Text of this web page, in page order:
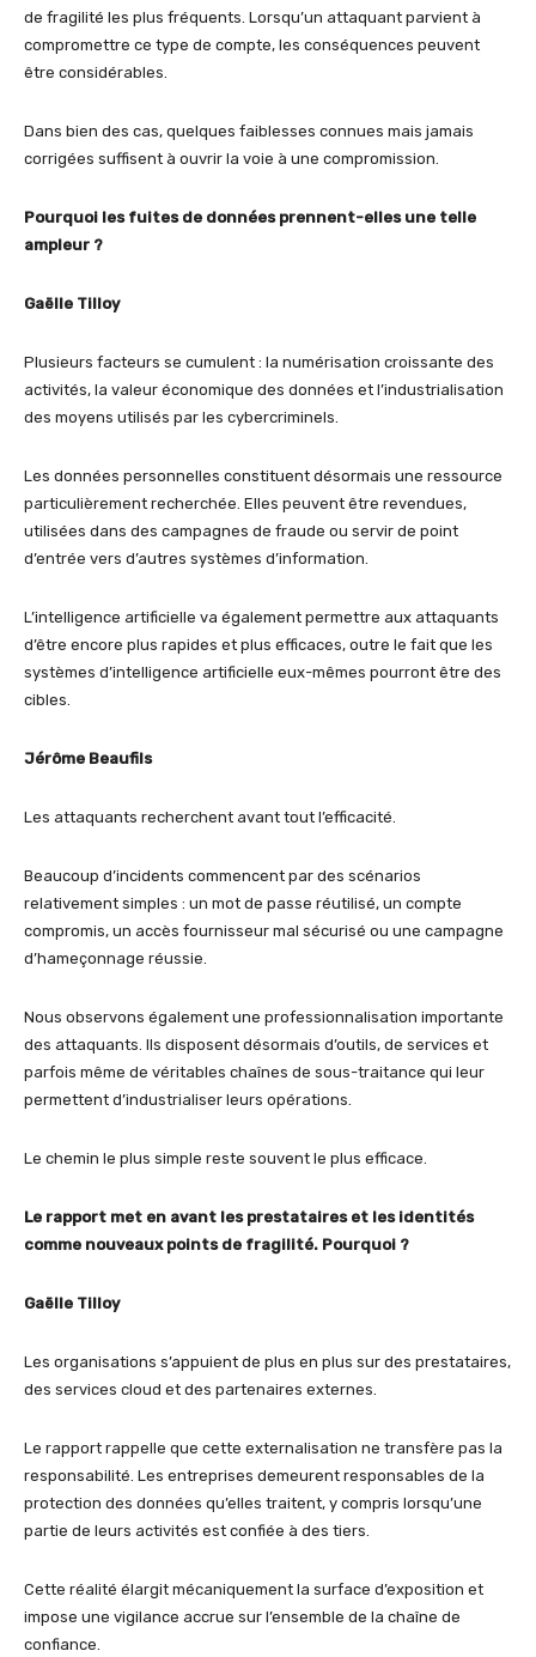
de fragilité les plus fréquents. Lorsqu’un attaquant parvient à
compromettre ce type de compte, les conséquences peuvent
être considérables.
Dans bien des cas, quelques faiblesses connues mais jamais
corrigées suffisent à ouvrir la voie à une compromission.
Pourquoi les fuites de données prennent-elles une telle
ampleur ?
Gaëlle Tilloy
Plusieurs facteurs se cumulent : la numérisation croissante des
activités, la valeur économique des données et l’industrialisation
des moyens utilisés par les cybercriminels.
Les données personnelles constituent désormais une ressource
particulièrement recherchée. Elles peuvent être revendues,
utilisées dans des campagnes de fraude ou servir de point
d’entrée vers d’autres systèmes d’information.
L’intelligence artificielle va également permettre aux attaquants
d’être encore plus rapides et plus efficaces, outre le fait que les
systèmes d’intelligence artificielle eux-mêmes pourront être des
cibles.
Jérôme Beaufils
Les attaquants recherchent avant tout l’efficacité.
Beaucoup d’incidents commencent par des scénarios
relativement simples : un mot de passe réutilisé, un compte
compromis, un accès fournisseur mal sécurisé ou une campagne
d’hameçonnage réussie.
Nous observons également une professionnalisation importante
des attaquants. Ils disposent désormais d’outils, de services et
parfois même de véritables chaînes de sous-traitance qui leur
permettent d’industrialiser leurs opérations.
Le chemin le plus simple reste souvent le plus efficace.
Le rapport met en avant les prestataires et les identités
comme nouveaux points de fragilité. Pourquoi ?
Gaëlle Tilloy
Les organisations s’appuient de plus en plus sur des prestataires,
des services cloud et des partenaires externes.
Le rapport rappelle que cette externalisation ne transfère pas la
responsabilité. Les entreprises demeurent responsables de la
protection des données qu’elles traitent, y compris lorsqu’une
partie de leurs activités est confiée à des tiers.
Cette réalité élargit mécaniquement la surface d’exposition et
impose une vigilance accrue sur l’ensemble de la chaîne de
confiance.